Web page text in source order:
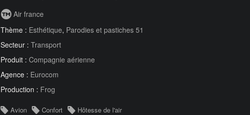
Air france
Thème : Esthétique, Parodies et pastiches 51
Secteur : Transport
Produit : Compagnie aérienne
Agence : Eurocom
Production : Frog
Avion Confort
Hôtesse de l'air